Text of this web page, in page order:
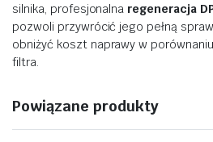
silnika, profesjonalna regeneracja
pozwoli przywrócić jego pełną
obniżyć koszt naprawyw porównaniu
filtra.
Powiązane produkty